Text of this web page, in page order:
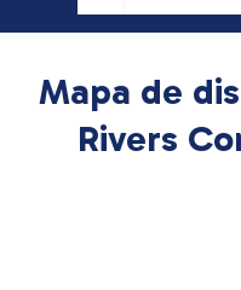
Mapa de
Rivers